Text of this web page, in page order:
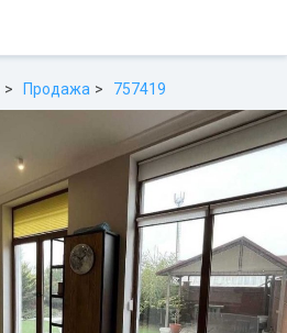
Продажа 757419